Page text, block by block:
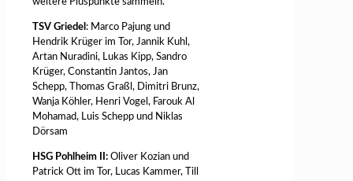
TSV Griedel : Marco Pajung und
Hendrik Krüger im Tor, Jannik Kuhl,
Artan Nuradini, Lukas Kipp, Sandro
Krüger, Constantin Jantos, Jan
Schepp, Thomas Graßl, Dimitri Brunz,
Wanja Köhler, Henri Vogel, Farouk Al
Mohamad, Luis Schepp und Niklas
Dörsam
HSG Pohlheim II: Oliver Kozian und
Patrick Ott im Tor, Lucas Kammer, Till